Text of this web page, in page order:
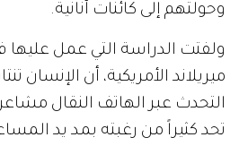
وحولتهم إلى كائنات أنانية.
ولفتت الدراسة التي عمل
ميريلاند الأمريكية، أن الإنسان
التحدث عبر الهاتف النقال مشاعر
تحد كثيراً من رغبته بمد يد